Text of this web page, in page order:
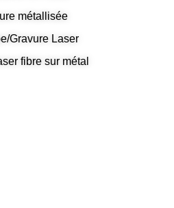
métallisée
Gravure Laser
fibre sur métal